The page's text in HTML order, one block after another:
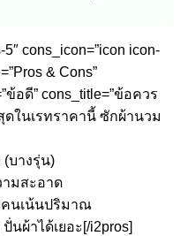
cons_icon=”icon icon-
& Cons”
ข้อดี” cons_title=”ข้อควร
ดในเรทราคานี้ ซักผ้านวม
บางรุ่น)
ามสะอาด
นเน้นปริมาณ
ผ้าได้เยอะ[/i2pros]